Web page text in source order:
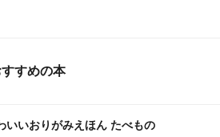
すめの本
いいおりがみえほん たべもの